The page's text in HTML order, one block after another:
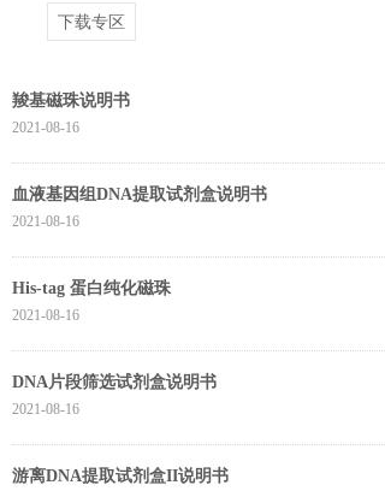
下载专区
羧基磁珠说明书
2021-08-16
血液基因组DNA提取试剂盒说明书
2021-08-16
His-tag 蛋白纯化磁珠
2021-08-16
DNA片段筛选试剂盒说明书
2021-08-16
游离DNA提取试剂盒II说明书